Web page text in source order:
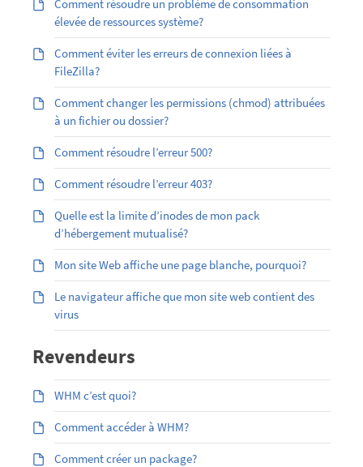
Comment résoudre un problème de consommation
élevée de ressources système?
Comment éviter les erreurs de connexion liées à
FileZilla?
Comment changer les permissions (chmod) attribuées
à un fichier ou dossier?
Comment résoudre l’erreur 500?
Comment résoudre l’erreur 403?
Quelle est la limite d’inodes de mon pack
d’hébergement mutualisé?
Mon site Web affiche une page blanche, pourquoi?
Le navigateur affiche que mon site web contient des
virus
Revendeurs
WHM c’est quoi?
Comment accéder à WHM?
Comment créer un package?